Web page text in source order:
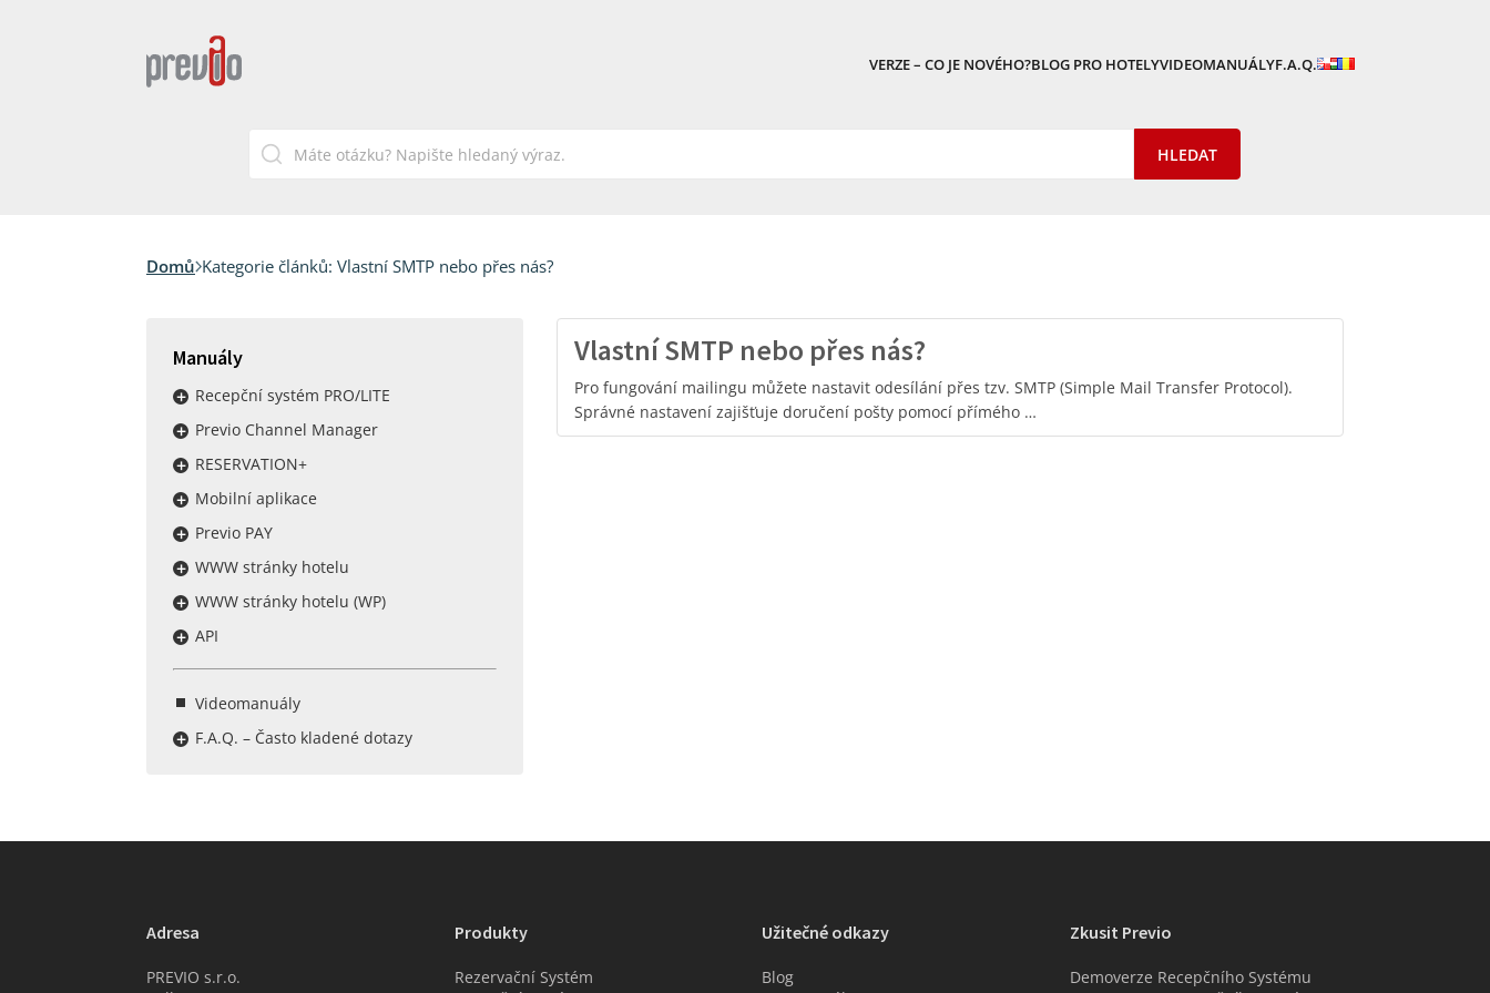
VERZE – CO JE NOVÉHO?BLOG PRO HOTELYVIDEOMANUÁLYF.A.Q.
Domů Kategorie článků: Vlastní SMTP nebo přes nás?
Manuály
Recepční systém PRO/LITE
Previo Channel Manager
RESERVATION+
Mobilní aplikace
Previo PAY
WWW stránky hotelu
WWW stránky hotelu (WP)
API
Videomanuály
F.A.Q. – Často kladené dotazy
Vlastní SMTP nebo přes nás?
Pro fungování mailingu můžete nastavit odesílání přes tzv. SMTP (Simple Mail Transfer Protocol).
Správné nastavení zajišťuje doručení pošty pomocí přímého …
Adresa
PREVIO s.r.o.
Produkty
Rezervační Systém
Užitečné odkazy
Blog
Zkusit Previo
Demoverze Recepčního Systému